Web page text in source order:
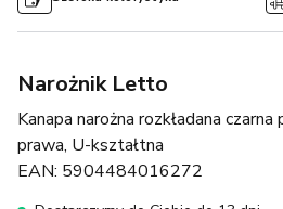
Narożnik Letto
Kanapa narożna rozkładana
prawa, U-kształtna
EAN: 5904484016272